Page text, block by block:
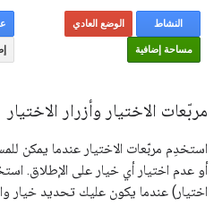
مربّعات الاختيار وأزرار الاختيار
استخدِم مربّعات الاختيار عندما يمكن
أو عدم اختيار أي خيار على الإطلاق.
اختيار) عندما يكون عليك تحديد خيار